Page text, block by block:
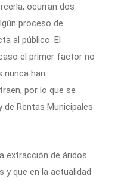
ocurran dos
proceso de
al público. El
el primer factor no
nunca han
por lo que se
de Rentas Municipales
extracción de áridos
y que en la actualidad